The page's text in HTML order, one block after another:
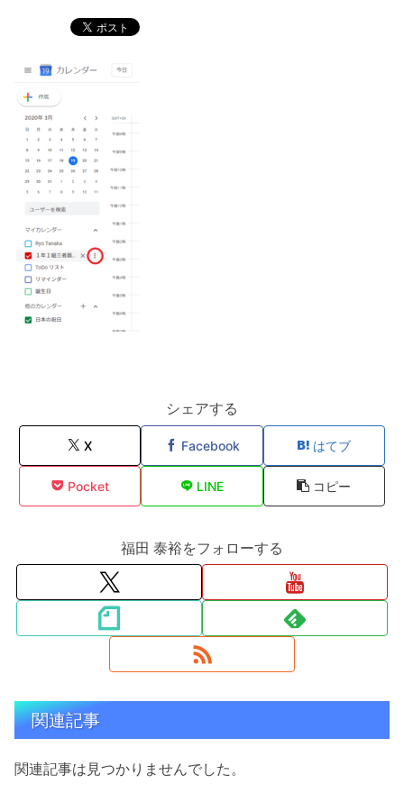
シェアする
X Facebook はてブ
Pocket LINE コピー
福田 泰裕をフォローする
関連記事
関連記事は見つかりませんでした。